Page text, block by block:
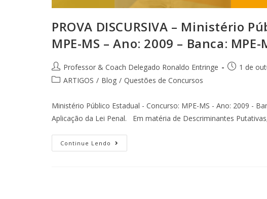
PROVA DISCURSIVA – Ministério
MPE-MS – Ano: 2009 – Banca:
Professor & Coach Delegado Ronaldo Entringe
1 de
ARTIGOS / Blog / Questões de Concursos
Ministério Público Estadual - Concurso: MPE-MS - Ano: 2009 -
Aplicação da Lei Penal. Em matéria de Descriminantes
Continue Lendo